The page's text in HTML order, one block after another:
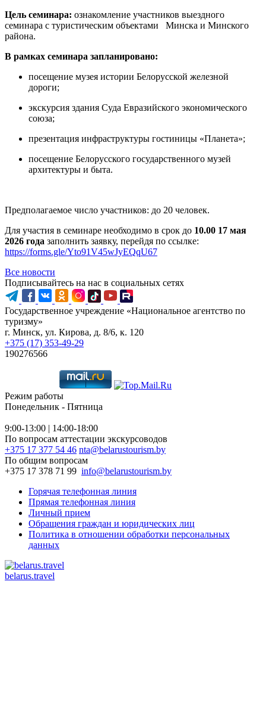
Цель семинара: ознакомление участников выездного
семинара с туристическим объектами Минска и Минского
района.
В рамках семинара запланировано:
посещение музея истории Белорусской железной
дороги;
экскурсия здания Суда Евразийского экономического
союза;
презентация инфраструктуры гостиницы «Планета»;
посещение Белорусского государственного музей
архитектуры и быта.
Предполагаемое число участников: до 20 человек.
Для участия в семинаре необходимо в срок до 10.00 17 мая
2026 года заполнить заявку, перейдя по ссылке:
https://forms.gle/Yto91V45wJyEQqU67
Все новости
Подписывайтесь на нас в социальных сетях
Государственное учреждение «Национальное агентство по
туризму»
г. Минск, ул. Кирова, д. 8/6, к. 120
+375 (17) 353-49-29
190276566
Режим работы
Понедельник - Пятница
9:00-13:00 | 14:00-18:00
По вопросам аттестации экскурсоводов
+375 17 377 54 46 nta@belarustourism.by
По общим вопросам
+375 17 378 71 99 info@belarustourism.by
Горячая телефонная линия
Прямая телефонная линия
Личный прием
Обращения граждан и юридических лиц
Политика в отношении обработки персональных
данных
belarus.travel